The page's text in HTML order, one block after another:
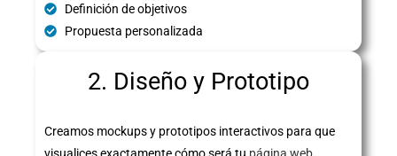
Definición de objetivos
Propuesta personalizada
2. Diseño y Prototipo
Creamos mockups y prototipos interactivos para que